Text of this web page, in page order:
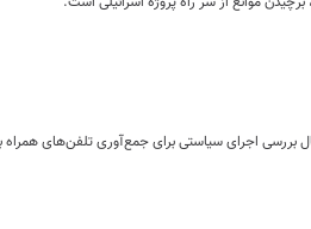
حال بررسی اجرای سیاستی برای جمع‌آوری تلفن‌های همراه